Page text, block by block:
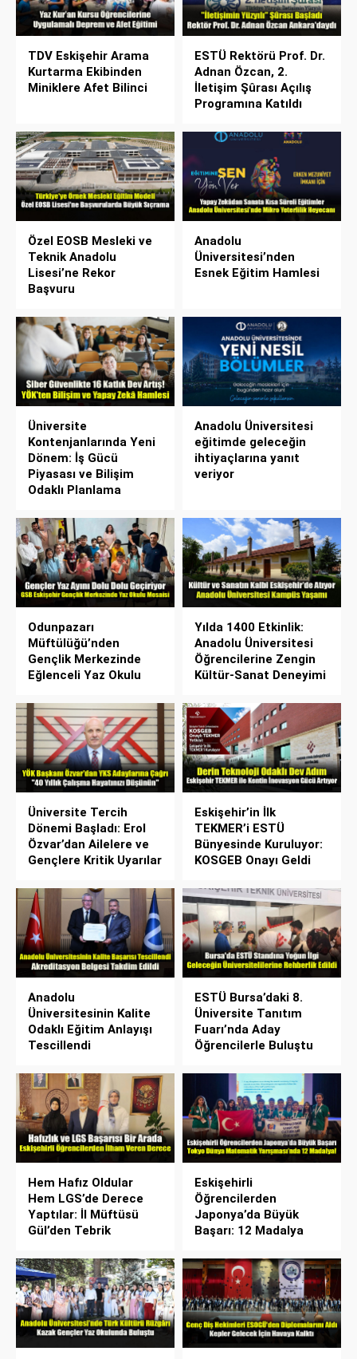
TDV Eskişehir Arama
Kurtarma Ekibinden
Miniklere Afet Bilinci
ESTÜ Rektörü Prof. Dr.
Adnan Özcan, 2.
İletişim Şûrası Açılış
Programına Katıldı
Özel EOSB Mesleki ve
Teknik Anadolu
Lisesi’ne Rekor
Başvuru
Anadolu
Üniversitesi’nden
Esnek Eğitim Hamlesi
Üniversite
Kontenjanlarında Yeni
Dönem: İş Gücü
Piyasası ve Bilişim
Odaklı Planlama
Anadolu Üniversitesi
eğitimde geleceğin
ihtiyaçlarına yanıt
veriyor
Odunpazarı
Müftülüğü’nden
Gençlik Merkezinde
Eğlenceli Yaz Okulu
Yılda 1400 Etkinlik:
Anadolu Üniversitesi
Öğrencilerine Zengin
Kültür-Sanat Deneyimi
Üniversite Tercih
Dönemi Başladı: Erol
Özvar’dan Ailelere ve
Gençlere Kritik Uyarılar
Eskişehir’in İlk
TEKMER’i ESTÜ
Bünyesinde Kuruluyor:
KOSGEB Onayı Geldi
Anadolu
Üniversitesinin Kalite
Odaklı Eğitim Anlayışı
Tescillendi
ESTÜ Bursa’daki 8.
Üniversite Tanıtım
Fuarı’nda Aday
Öğrencilerle Buluştu
Hem Hafız Oldular
Hem LGS’de Derece
Yaptılar: İl Müftüsü
Gül’den Tebrik
Eskişehirli
Öğrencilerden
Japonya’da Büyük
Başarı: 12 Madalya